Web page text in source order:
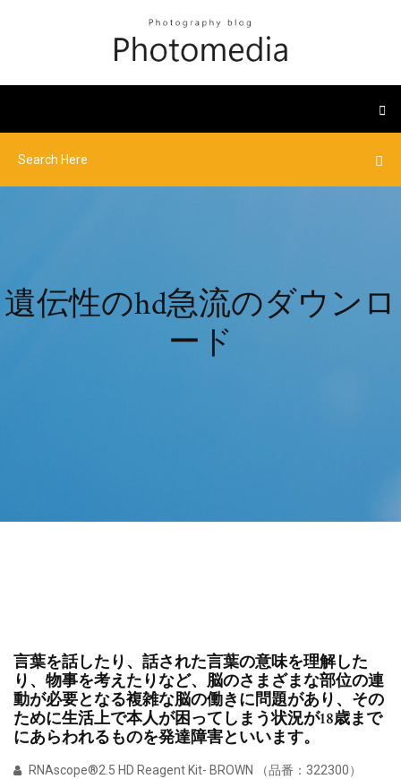
遺伝性のhd急流のダウンロ
ード
言葉を話したり、話された言葉の意味を理解した
り、物事を考えたりなど、脳のさまざまな部位の連
動が必要となる複雑な脳の働きに問題があり、その
ために生活上で本人が困ってしまう状況が18歳まで
にあらわれるものを発達障害といいます。
RNAscope®2.5 HD Reagent Kit- BROWN （品番：322300）